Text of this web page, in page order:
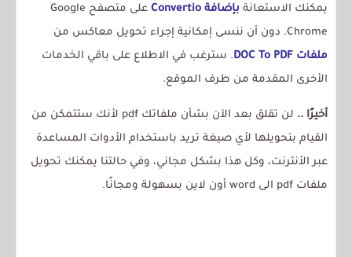
يمكنك الاستعانة بإضافة Convertio
على متصفح Google
Chrome. دون أن ننسى إمكانية إجراء تحويل معاكس من
ملفات DOC To PDF
. سترغب في الاطلاع على باقي الخدمات
الأخرى المقدمة من طرف الموقع.
أخيرًا ..
لن تقلق بعد الآن بشأن ملفاتك pdf لأنك ستتمكن من
القيام بتحويلها لأي صيغة تريد باستخدام الأدوات المساعدة
عبر الأنترنت، وكل هذا بشكل مجاني، وفي حالتنا يمكنك تحويل
ملفات pdf الى word أون لاين بسهولة ومجانًا.